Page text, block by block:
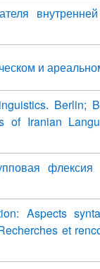
и
Berlin;
of Iranian
Aspects
et